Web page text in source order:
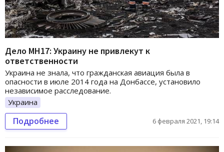
Дело МН17: Украину не привлекут к
ответственности
Украина не знала, что гражданская авиация была в
опасности в июле 2014 года на Донбассе, установило
независимое расследование.
Украина
Подробнее 6 февраля 2021, 19:14